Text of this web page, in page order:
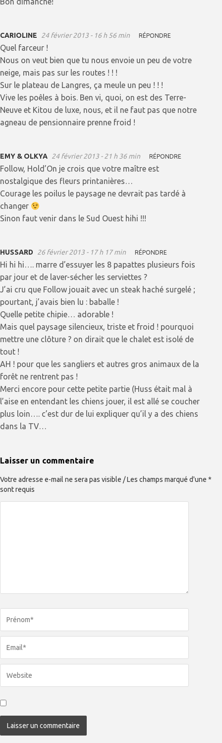
CARIOLINE 24 février 2013 - 16 h 56 min RÉPONDRE
Quel farceur !
Nous on veut bien que tu nous envoie un peu de votre
neige, mais pas sur les routes ! ! !
Sur le plateau de Langres, ça meule un peu ! ! !
Vive les poêles à bois. Ben vi, quoi, on est des Terre-
Neuve et Kitou de luxe, nous, et il ne faut pas que notre
agneau de pensionnaire prenne froid !
EMY & OLKYA 24 février 2013 - 21 h 36 min RÉPONDRE
Follow, Hold’On je crois que votre maître est
nostalgique des fleurs printanières…
Courage les poilus le paysage ne devrait pas tardé à
changer
Sinon faut venir dans le Sud Ouest hihi !!!
HUSSARD 26 février 2013 - 17 h 17 min RÉPONDRE
Hi hi hi…. marre d’essuyer les 8 papattes plusieurs fois
par jour et de laver-sécher les serviettes ?
J’ai cru que Follow jouait avec un steak haché surgelé ;
pourtant, j’avais bien lu : baballe !
Quelle petite chipie… adorable !
Mais quel paysage silencieux, triste et froid ! pourquoi
mettre une clôture ? on dirait que le chalet est isolé de
tout !
AH ! pour que les sangliers et autres gros animaux de la
forêt ne rentrent pas !
Merci encore pour cette petite partie (Huss était mal à
l’aise en entendant les chiens jouer, il est allé se coucher
plus loin…. c’est dur de lui expliquer qu’il y a des chiens
dans la TV…
Laisser un commentaire
Votre adresse e-mail ne sera pas visible / Les champs marqué d'une *
sont requis